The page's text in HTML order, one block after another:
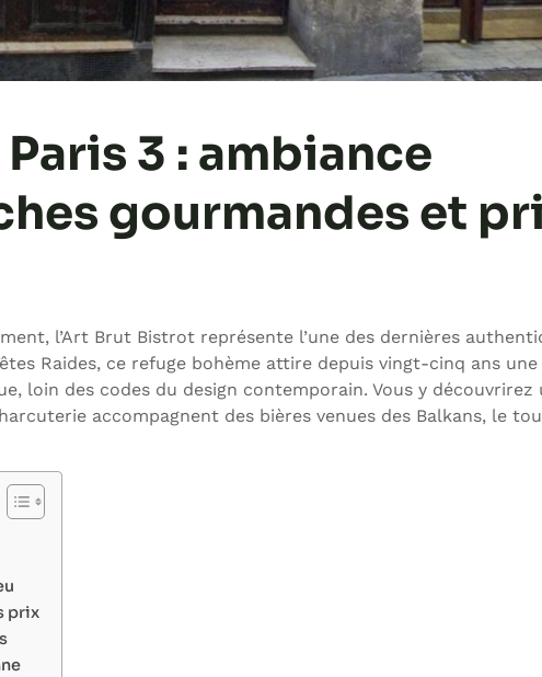
3 : ambiance
gourmandes et
l’Art Brut Bistrot représente l’une des dernières
Raides, ce refuge bohème attire depuis vingt-cinq ans
loin des codes du design contemporain. Vous y découvrirez
accompagnent des bières venues des Balkans, le
prix